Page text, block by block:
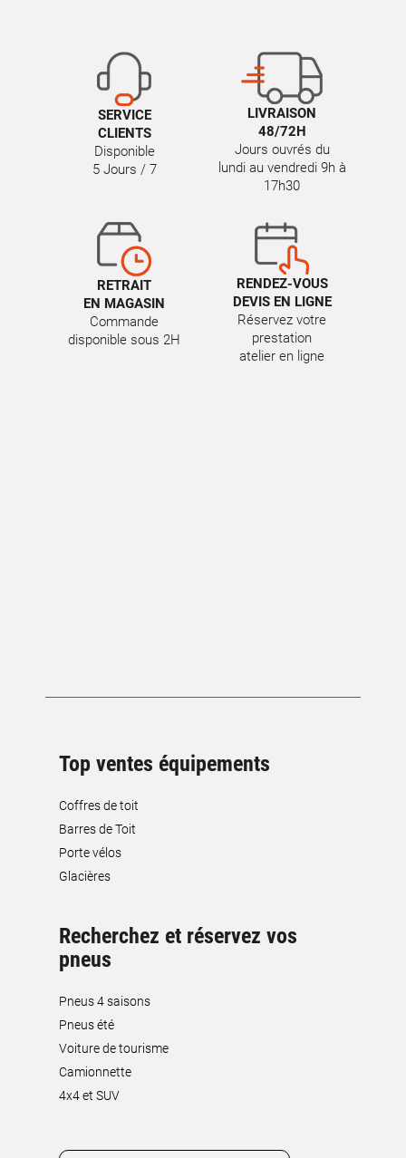
SERVICE
CLIENTS
Disponible
5 Jours / 7
LIVRAISON
48/72H
Jours ouvrés du
lundi au vendredi 9h à
17h30
RETRAIT
EN MAGASIN
Commande
disponible sous 2H
RENDEZ-VOUS
DEVIS EN LIGNE
Réservez votre
prestation
atelier en ligne
Top ventes équipements
Coffres de toit
Barres de Toit
Porte vélos
Glacières
Recherchez et réservez vos
pneus
Pneus 4 saisons
Pneus été
Voiture de tourisme
Camionnette
4x4 et SUV